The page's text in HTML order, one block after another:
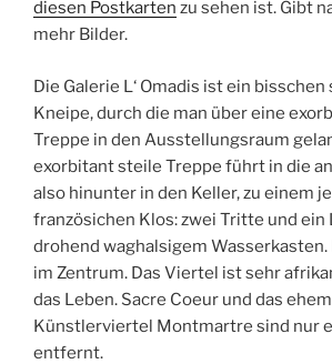
diesen Postkarten zu sehen ist. Gibt
mehr Bilder.
Die Galerie L‘ Omadis ist ein
Kneipe, durch die man über eine
Treppe in den Ausstellungsraum
exorbitant steile Treppe führt in die
also hinunter in den Keller, zu einem
französichen Klos: zwei Tritte und ein
drohend waghalsigem Wasserkasten.
im Zentrum. Das Viertel ist sehr
das Leben. Sacre Coeur und das
Künstlerviertel Montmartre sind nur
entfernt.